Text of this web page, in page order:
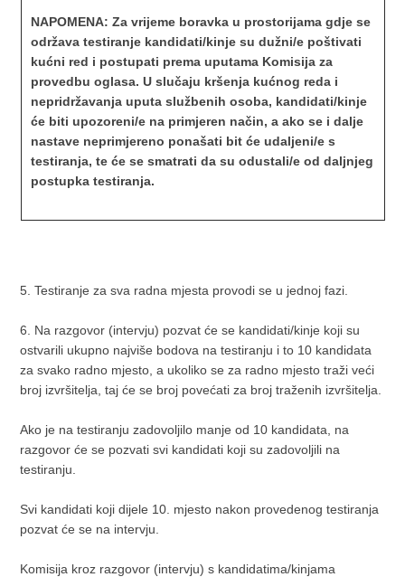
NAPOMENA: Za vrijeme boravka u prostorijama gdje se
održava testiranje kandidati/kinje su dužni/e poštivati
kućni red i postupati prema uputama Komisija za
provedbu oglasa. U slučaju kršenja kućnog reda i
nepridržavanja uputa službenih osoba, kandidati/kinje
će biti upozoreni/e na primjeren način, a ako se i dalje
nastave neprimjereno ponašati bit će udaljeni/e s
testiranja, te će se smatrati da su odustali/e od daljnjeg
postupka testiranja.
5. Testiranje za sva radna mjesta provodi se u jednoj fazi.
6. Na razgovor (intervju) pozvat će se kandidati/kinje koji su
ostvarili ukupno najviše bodova na testiranju i to 10 kandidata
za svako radno mjesto, a ukoliko se za radno mjesto traži veći
broj izvršitelja, taj će se broj povećati za broj traženih izvršitelja.
Ako je na testiranju zadovoljilo manje od 10 kandidata, na
razgovor će se pozvati svi kandidati koji su zadovoljili na
testiranju.
Svi kandidati koji dijele 10. mjesto nakon provedenog testiranja
pozvat će se na intervju.
Komisija kroz razgovor (intervju) s kandidatima/kinjama